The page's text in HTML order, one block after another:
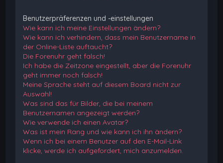
Benutzerpräferenzen und -einstellungen
Wie kann ich meine Einstellungen ändern?
Wie kann ich verhindern, dass mein Benutzername in
der Online-Liste auftaucht?
Die Forenuhr geht falsch!
Ich habe die Zeitzone eingestellt, aber die Forenuhr
geht immer noch falsch!
Meine Sprache steht auf diesem Board nicht zur
Auswahl!
Was sind das für Bilder, die bei meinem
Benutzernamen angezeigt werden?
Wie verwende ich einen Avatar?
Was ist mein Rang und wie kann ich ihn ändern?
Wenn ich bei einem Benutzer auf den E-Mail-Link
klicke, werde ich aufgefordert, mich anzumelden.